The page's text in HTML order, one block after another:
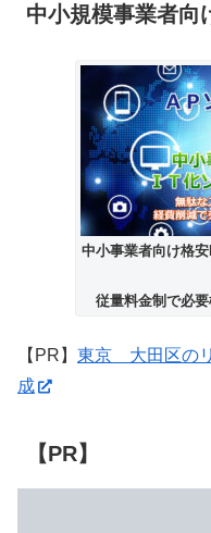
中小規模事業者向
中小事業者向け格
従量料金制で必要
【PR】 東京 大田区の
成
【PR】